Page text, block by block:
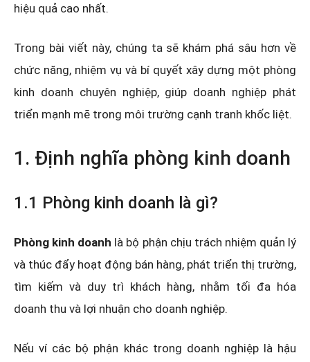
hiệu quả cao nhất.
Trong bài viết này, chúng ta sẽ khám phá sâu hơn về
chức năng, nhiệm vụ và bí quyết xây dựng một phòng
kinh doanh chuyên nghiệp, giúp doanh nghiệp phát
triển mạnh mẽ trong môi trường cạnh tranh khốc liệt.
1. Định nghĩa phòng kinh doanh
1.1 Phòng kinh doanh là gì?
Phòng kinh doanh là bộ phận chịu trách nhiệm quản lý
và thúc đẩy hoạt động bán hàng, phát triển thị trường,
tìm kiếm và duy trì khách hàng, nhằm tối đa hóa
doanh thu và lợi nhuận cho doanh nghiệp.
Nếu ví các bộ phận khác trong doanh nghiệp là hậu